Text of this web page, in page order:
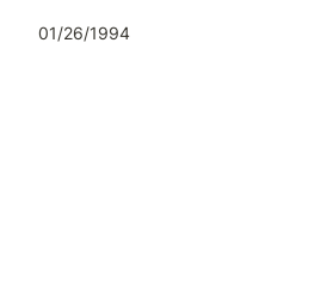
01/26/1994